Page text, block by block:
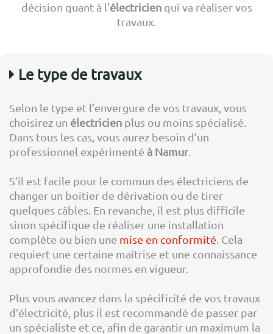
décision quant à l'électricienqui va réaliser vos
travaux.
Le type de travaux
Selon le type et l’envergure de vos travaux, vous
choisirez un électricien plus ou moins spécialisé.
Dans tous les cas, vous aurez besoin d’un
professionnel expérimenté à Namur.
S’il est facile pour le commun des électriciens de
changer un boitier de dérivation ou de tirer
quelques câbles. En revanche, il est plus difficile
sinon spécifique de réaliser une installation
complète ou bien une mise en conformité . Cela
requiert une certaine maîtrise et une connaissance
approfondie des normes en vigueur.
Plus vous avancez dans la spécificité de vos travaux
d’électricité, plus il est recommandé de passer par
un spécialiste et ce, afin de garantir un maximum la